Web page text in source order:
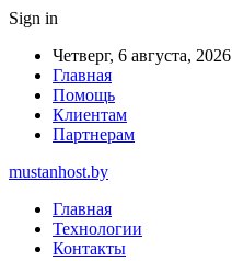
Sign in
Четверг, 6 августа, 2026
Главная
Помощь
Клиентам
Партнерам
mustanhost.by
Главная
Технологии
Контакты